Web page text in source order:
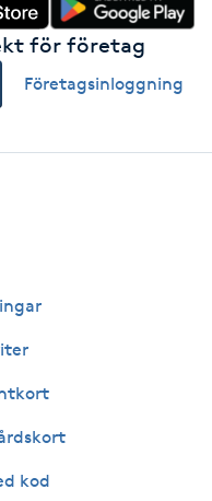
för företag
Företagsinloggning
kod